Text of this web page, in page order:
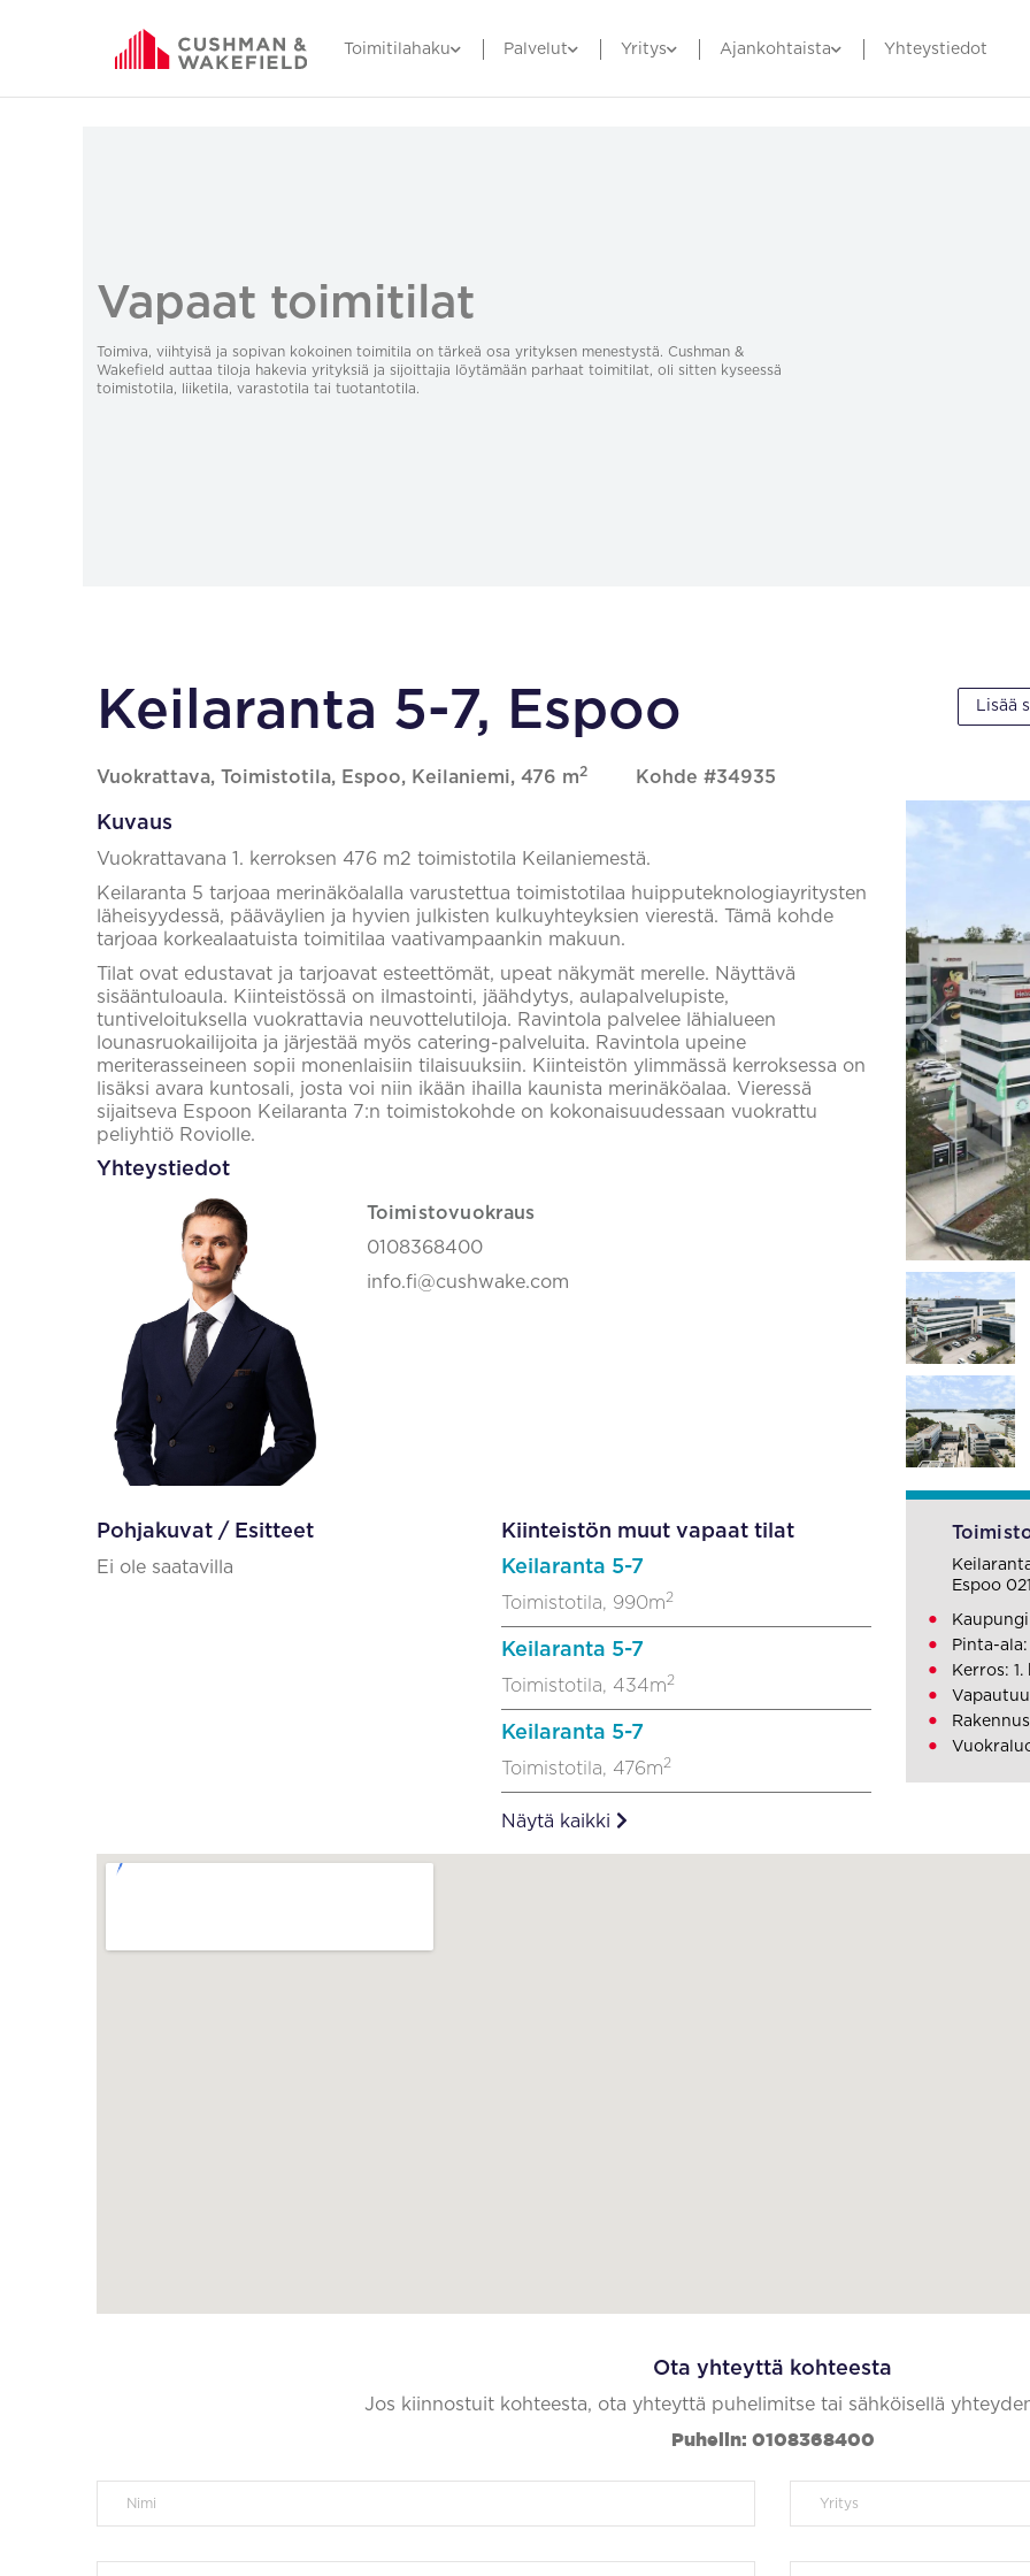
Toimitilahaku Palvelut Yritys Ajankohtaista Yhteystiedot
Vapaat toimitilat
Toimiva, viihtyisä ja sopivan kokoinen toimitila on tärkeä osa yrityksen menestystä. Cushman &
Wakefield auttaa tiloja hakevia yrityksiä ja sijoittajia löytämään parhaat toimitilat, oli sitten kyseessä
toimistotila, liiketila, varastotila tai tuotantotila.
Keilaranta 5-7, Espoo
Vuokrattava, Toimistotila, Espoo, Keilaniemi, 476 m2 Kohde #34935
Lisää
Kuvaus
Vuokrattavana 1. kerroksen 476 m2 toimistotila Keilaniemestä.
Keilaranta 5 tarjoaa merinäköalalla varustettua toimistotilaa huipputeknologiayritysten
läheisyydessä, pääväylien ja hyvien julkisten kulkuyhteyksien vierestä. Tämä kohde
tarjoaa korkealaatuista toimitilaa vaativampaankin makuun.
Tilat ovat edustavat ja tarjoavat esteettömät, upeat näkymät merelle. Näyttävä
sisääntuloaula. Kiinteistössä on ilmastointi, jäähdytys, aulapalvelupiste,
tuntiveloituksella vuokrattavia neuvottelutiloja. Ravintola palvelee lähialueen
lounasruokailijoita ja järjestää myös catering-palveluita. Ravintola upeine
meriterasseineen sopii monenlaisiin tilaisuuksiin. Kiinteistön ylimmässä kerroksessa on
lisäksi avara kuntosali, josta voi niin ikään ihailla kaunista merinäköalaa. Vieressä
sijaitseva Espoon Keilaranta 7:n toimistokohde on kokonaisuudessaan vuokrattu
peliyhtiö Roviolle.
Yhteystiedot
Toimistovuokraus
0108368400
info.fi@cushwake.com
Pohjakuvat / Esitteet
Ei ole saatavilla
Kiinteistön muut vapaat tilat
Keilaranta 5-7
Toimistotila, 990m2
Keilaranta 5-7
Toimistotila, 434m2
Keilaranta 5-7
Toimistotila, 476m2
Näytä kaikki
Espoo
Pinta-
Kerros: 1.
Ota yhteyttä kohteesta
Jos kiinnostuit kohteesta, ota yhteyttä puhelimitse tai sähköisellä
Puhelin: 0108368400